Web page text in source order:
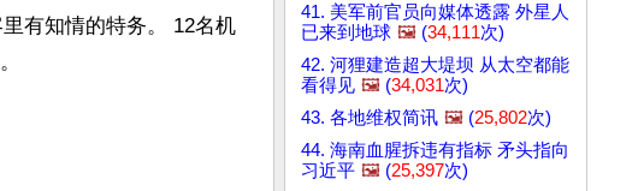
有知情的特务。 12名机
41. 美军前官员向媒体透露 外星人
已来到地球 🖼️ (34,111次)
42. 河狸建造超大堤坝 从太空都能
看得见 🖼️ (34,031次)
43. 各地维权简讯 🖼️ (25,802次)
44. 海南血腥拆违有指标 矛头指向
习近平 🖼️ (25,397次)